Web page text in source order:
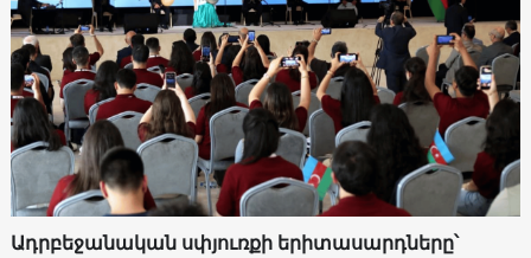
Ադրբեջանական սփյուռքի երիտասարդները՝